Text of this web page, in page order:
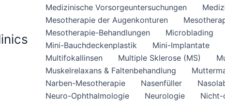
Medizinische Vorsorgeuntersuchungen
Mesotherapie der Augenkonturen
Mesotherapie-Behandlungen
Microblading
Mini-Bauchdeckenplastik
Mini-Implantate
Multifokallinsen
Multiple Sklerose (MS)
Muskelrelaxans & Faltenbehandlung
Narben-Mesotherapie
Nasenfüller
Neuro-Ophthalmologie
Neurologie
Nicht-